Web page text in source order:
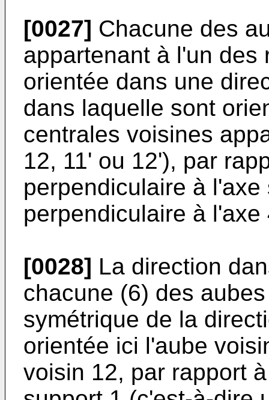
[0027] Chacune des
appartenant à l'un des
orientée dans une
dans laquelle sont
centrales voisines
12, 11' ou 12'), par
perpendiculaire à
perpendiculaire à l'axe
[0028] La direction
chacune (6) des
symétrique de la
orientée ici l'aube
voisin 12, par rapport